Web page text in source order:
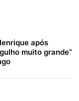
após
muito grande”